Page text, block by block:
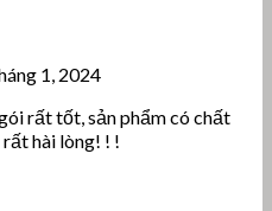
1, 2024
rất tốt, sản phẩm có chất
hài lòng! ! !